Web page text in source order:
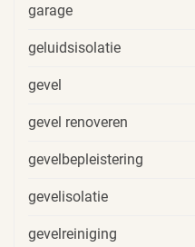
garage
geluidsisolatie
gevel
gevel renoveren
gevelbepleistering
gevelisolatie
gevelreiniging